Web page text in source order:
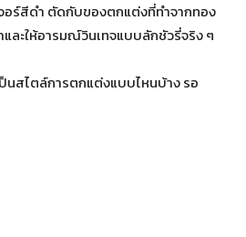
อร์สีดำ ตัดกับของตกแต่งที่ทำจากทอง
ละให้อารมณ์วินเทจแบบลักชัวรี่จริง ๆ
นสไตล์การตกแต่งแบบไหนบ้าง รอ